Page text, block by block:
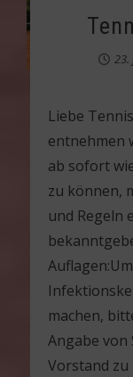
23.
Liebe
entnehmen
ab sofort
zu können,
und Regeln
machen,
Angabe von
Vorstand zu